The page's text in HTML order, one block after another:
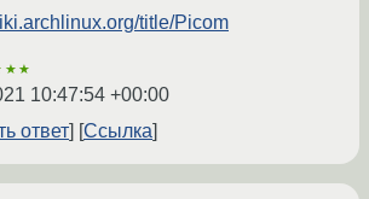
title/Picom
10:47:54 +00:00
ответ
Ссылка